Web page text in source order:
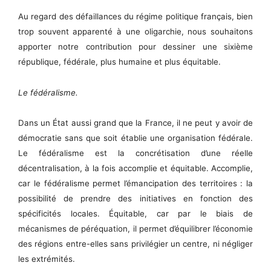
Au regard des défaillances du régime politique français, bien
trop souvent apparenté à une oligarchie, nous souhaitons
apporter notre contribution pour dessiner une sixième
république, fédérale, plus humaine et plus équitable.
Le fédéralisme.
Dans un État aussi grand que la France, il ne peut y avoir de
démocratie sans que soit établie une organisation fédérale.
Le fédéralisme est la concrétisation d’une réelle
décentralisation, à la fois accomplie et équitable. Accomplie,
car le fédéralisme permet l’émancipation des territoires : la
possibilité de prendre des initiatives en fonction des
spécificités locales. Équitable, car par le biais de
mécanismes de péréquation, il permet d’équilibrer l’économie
des régions entre-elles sans privilégier un centre, ni négliger
les extrémités.